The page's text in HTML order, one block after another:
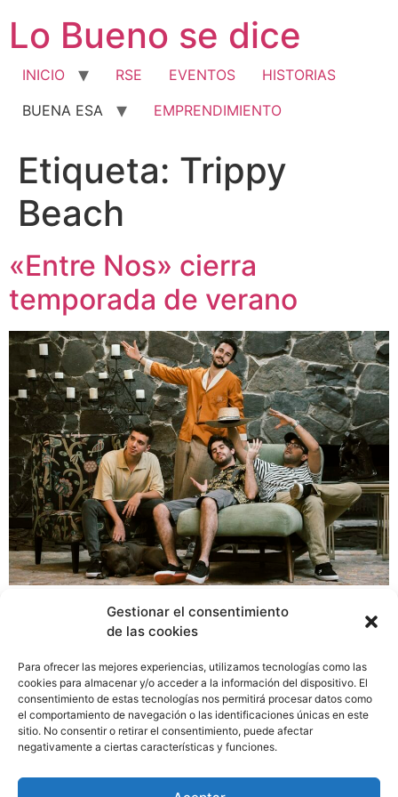
Gestionar el consentimiento
de las cookies
Para ofrecer las mejores experiencias, utilizamos tecnologías como las
cookies para almacenar y/o acceder a la información del dispositivo. El
consentimiento de estas tecnologías nos permitirá procesar datos como
el comportamiento de navegación o las identificaciones únicas en este
sitio. No consentir o retirar el consentimiento, puede afectar
negativamente a ciertas características y funciones.
contenido
Lo Bueno se dice
INICIO RSE EVENTOS
HISTORIAS
BUENA ESA
EMPRENDIMIENTO
Etiqueta: Trippy
Beach
«Entre Nos» cierra
temporada de verano
amigos a la playa, nos hace sentir la brisa del mar y
rememorar buenos momentos en un verano
interminable en el trópico, de querer estar en la playa.
El tema fue escrito por Robert Spratt, vocalista de
Entre Nos y música compuesta por Pipe Gómez y
Ricardo Duque, producido por Iñaki Iriberri, productor
de la banda Señor.Loop, quien por primera vez colabora
Además, es el productor responsable del nuevo disco